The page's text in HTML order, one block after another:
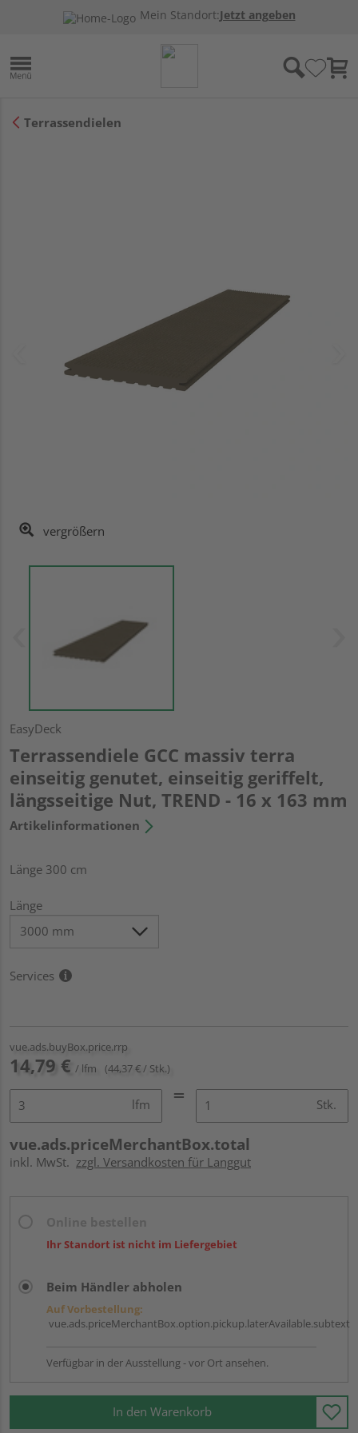
Mein Standort:Jetzt angeben
Terrassendielen
vergrößern
EasyDeck
Terrassendiele GCC massiv terra
einseitig genutet, einseitig geriffelt,
längsseitige Nut, TREND - 16 x 163 mm
Artikelinformationen
Länge 300 cm
Länge
Services
vue.ads.buyBox.price.rrp
14,79 € / lfm (44,37 € / Stk.)
lfm Stk.
vue.ads.priceMerchantBox.total
inkl. MwSt. zzgl. Versandkosten für Langgut
Ihr Standort ist nicht im Liefergebiet
Beim Händler abholen
Auf Vorbestellung:
vue.ads.priceMerchantBox.option.pickup.laterAvailable.subtext
Verfügbar in der Ausstellung - vor Ort ansehen.
In den Warenkorb